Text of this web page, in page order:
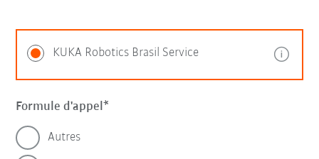
KUKA Robotics Brasil Service
Formule d'appel
Autres